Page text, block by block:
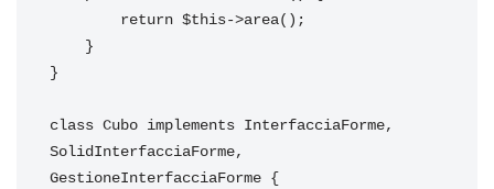
}
class Cubo implements InterfacciaForme,
SolidInterfacciaForme,
GestioneInterfacciaForme {